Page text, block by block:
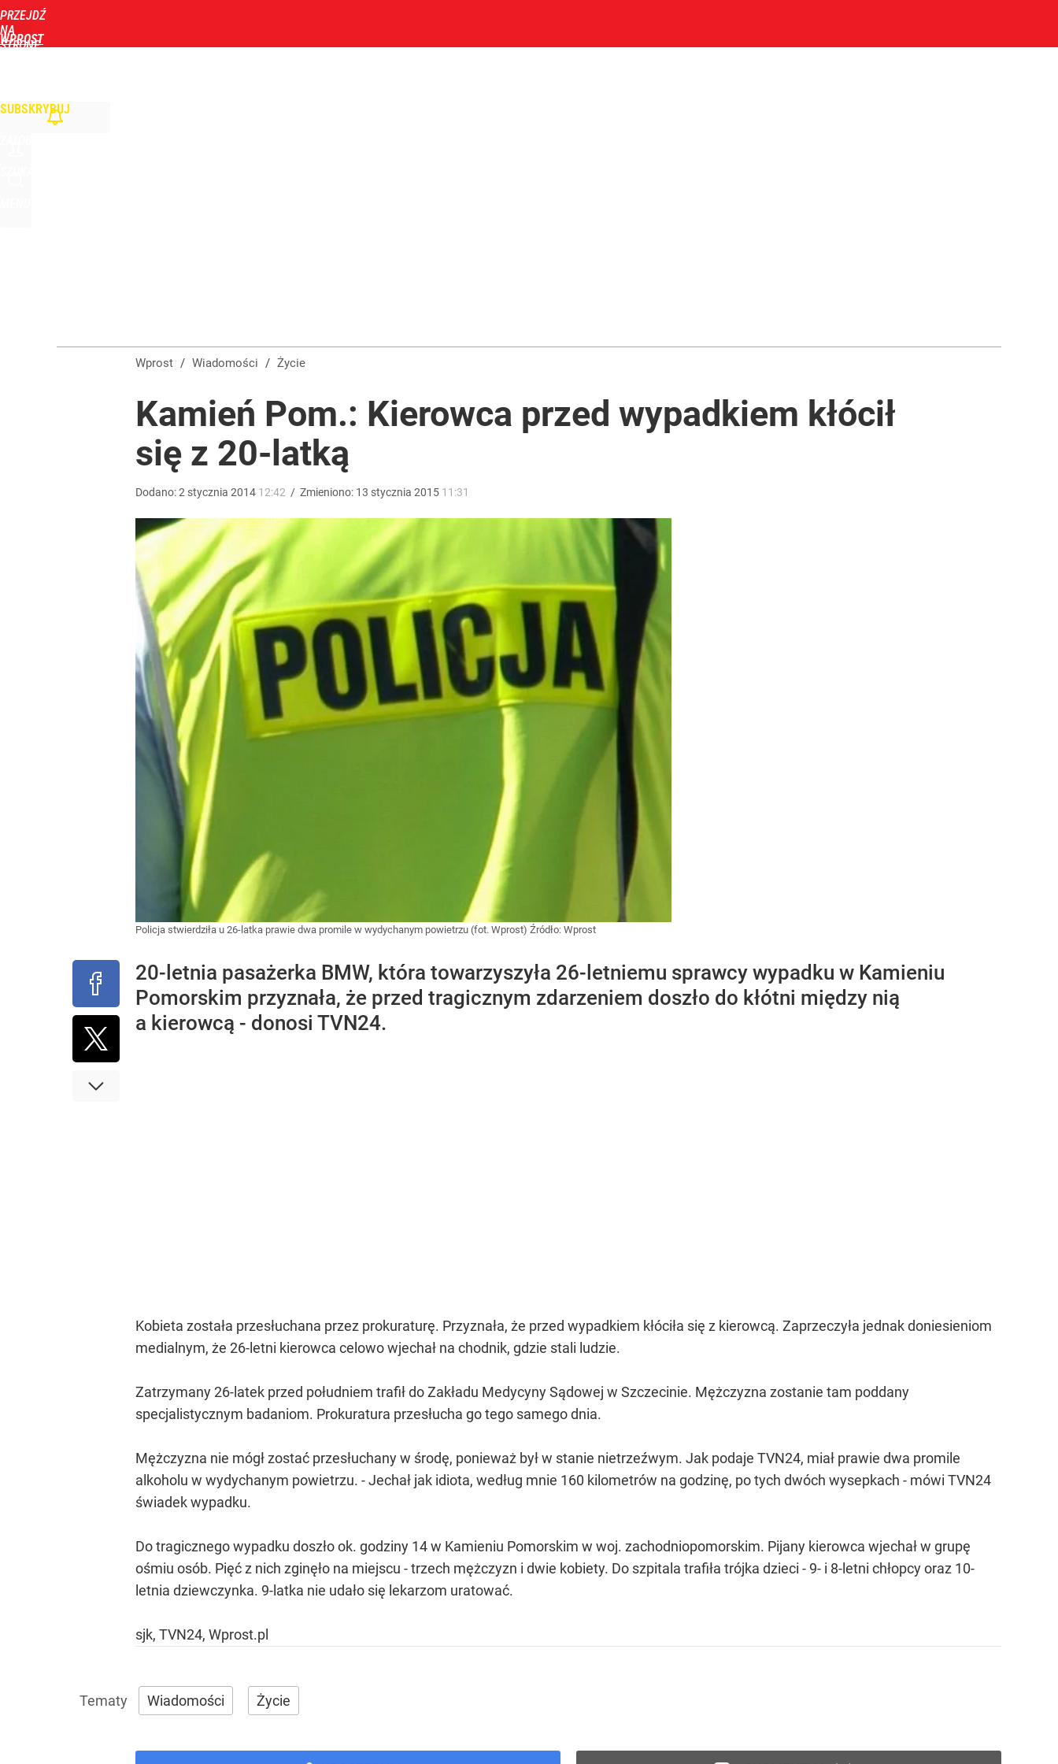
PRZEJDŹ
NA
STRONĘ
WPROST
SUBSKRYBUJ
dodaj
Vistula x LOT: Elegancja w podróży. Premiera wspólnej kolekcji kapsułowej
Wrze po roku Nawrockiego. „Największa hańba” kontra „Cała Europa nam go zazdrości”
Farmacja: wzrost pod presją. co czeka branżę do 2030 roku?
Wprost / Wiadomości / Życie
Kamień Pom.: Kierowca przed wypadkiem kłócił
się z 20-latką
Dodano:2 stycznia 2014 12:42 / Zmieniono: 13 stycznia 2015 11:31
Policja stwierdziła u 26-latka prawie dwa promile w wydychanym powietrzu (fot. Wprost) Źródło: Wprost
20-letnia pasażerka BMW, która towarzyszyła 26-letniemu sprawcy wypadku w Kamieniu
Pomorskim przyznała, że przed tragicznym zdarzeniem doszło do kłótni między nią
a kierowcą - donosi TVN24.
Kobieta została przesłuchana przez prokuraturę. Przyznała, że przed wypadkiem kłóciła się z kierowcą. Zaprzeczyła jednak doniesieniom
medialnym, że 26-letni kierowca celowo wjechał na chodnik, gdzie stali ludzie.
Zatrzymany 26-latek przed południem trafił do Zakładu Medycyny Sądowej w Szczecinie. Mężczyzna zostanie tam poddany
specjalistycznym badaniom. Prokuratura przesłucha go tego samego dnia.
Mężczyzna nie mógł zostać przesłuchany w środę, ponieważ był w stanie nietrzeźwym. Jak podaje TVN24, miał prawie dwa promile
alkoholu w wydychanym powietrzu. - Jechał jak idiota, według mnie 160 kilometrów na godzinę, po tych dwóch wysepkach - mówi TVN24
świadek wypadku.
Do tragicznego wypadku doszło ok. godziny 14 w Kamieniu Pomorskim w woj. zachodniopomorskim. Pijany kierowca wjechał w grupę
ośmiu osób. Pięć z nich zginęło na miejscu - trzech mężczyzn i dwie kobiety. Do szpitala trafiła trójka dzieci - 9- i 8-letni chłopcy oraz 10-
letnia dziewczynka. 9-latka nie udało się lekarzom uratować.
sjk, TVN24, Wprost.pl
Wiadomości Życie